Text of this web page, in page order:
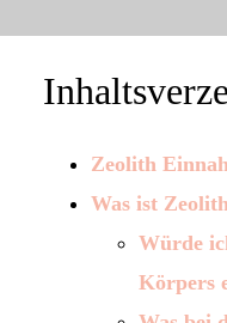
Zeolith
Was ist
Würde
Körpers